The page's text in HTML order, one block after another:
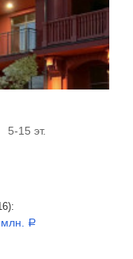
5-15 эт.
a